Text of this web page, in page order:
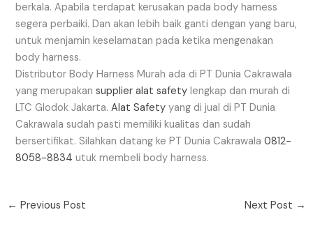
berkala. Apabila terdapat kerusakan pada body harness
segera perbaiki. Dan akan lebih baik ganti dengan yang baru,
untuk menjamin keselamatan pada ketika mengenakan
body harness.
Distributor Body Harness Murah ada di PT Dunia Cakrawala
yang merupakansupplier alat safety lengkap dan murah di
LTC Glodok Jakarta.Alat Safety yang di jual di PT Dunia
Cakrawala sudah pasti memiliki kualitas dan sudah
bersertifikat. Silahkan datang ke PT Dunia Cakrawala0812-
8058-8834 utuk membeli body harness.
← Previous Post Next Post →